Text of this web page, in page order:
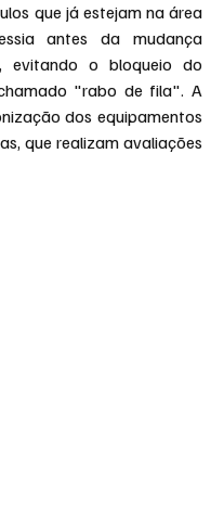
que já estejam na área
antes da mudança
evitando o bloqueio do
"rabo de fila". A
dos equipamentos
que realizam avaliações